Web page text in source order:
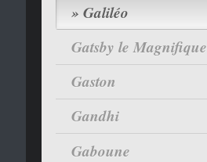
Galiléo
Gatsby le Magnifique
Gaston
Gandhi
Gaboune